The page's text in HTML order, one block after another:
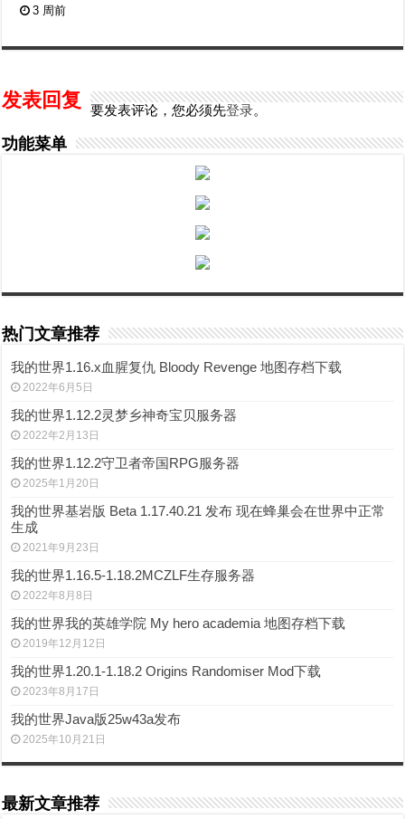
3 周前
发表回复 要发表评论，您必须先登录。
功能菜单
热门文章推荐
我的世界1.16.x血腥复仇 Bloody Revenge 地图存档下载
2022年6月5日
我的世界1.12.2灵梦乡神奇宝贝服务器
2022年2月13日
我的世界1.12.2守卫者帝国RPG服务器
2025年1月20日
我的世界基岩版 Beta 1.17.40.21 发布 现在蜂巢会在世界中正常
生成
2021年9月23日
我的世界1.16.5-1.18.2MCZLF生存服务器
2022年8月8日
我的世界我的英雄学院 My hero academia 地图存档下载
2019年12月12日
我的世界1.20.1-1.18.2 Origins Randomiser Mod下载
2023年8月17日
我的世界Java版25w43a发布
2025年10月21日
最新文章推荐